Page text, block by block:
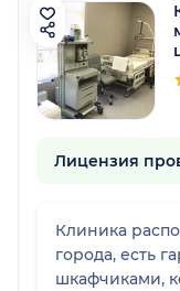
Лицензия
Клиника
города, есть
шкафчиками,